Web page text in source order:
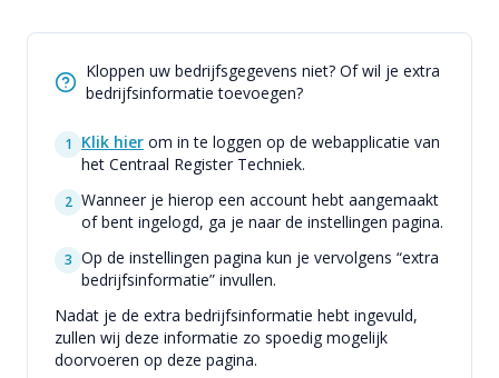
Kloppen uw bedrijfsgegevens niet? Of wil je extra
bedrijfsinformatie toevoegen?
1 Klik hier om in te loggen op de webapplicatie van
het Centraal Register Techniek.
2 Wanneer je hierop een account hebt aangemaakt
of bent ingelogd, ga je naar de instellingen pagina.
3 Op de instellingen pagina kun je vervolgens “extra
bedrijfsinformatie” invullen.
Nadat je de extra bedrijfsinformatie hebt ingevuld,
zullen wij deze informatie zo spoedig mogelijk
doorvoeren op deze pagina.